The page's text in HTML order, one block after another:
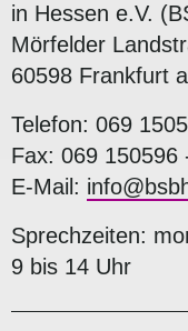
in Hessen e.V.
Mörfelder
60598 Frankfurt
Telefon: 069
Fax: 069 150596
E-Mail:
Sprechzeiten:
9 bis 14 Uhr